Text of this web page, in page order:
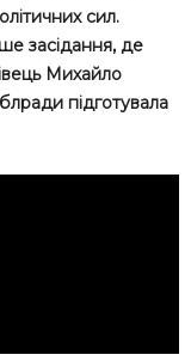
сил.
засідання, де
Михайло
підготувала